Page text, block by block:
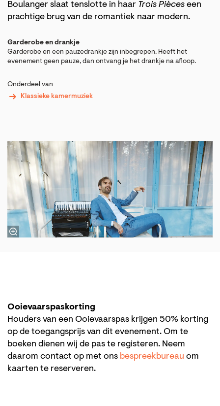
Boulanger slaat tenslotte in haar Trois Pièces een
prachtige brug van de romantiek naar modern.
Garderobe en drankje
Garderobe en een pauzedrankje zijn inbegrepen. Heeft het
evenement geen pauze, dan ontvang je het drankje na afloop.
Onderdeel van
Klassieke kamermuziek
Ooievaarspaskorting
Houders van een Ooievaarspas krijgen 50% korting
op de toegangsprijs van dit evenement. Om te
boeken dienen wij de pas te registeren. Neem
daarom contact op met ons bespreekbureau om
kaarten te reserveren.